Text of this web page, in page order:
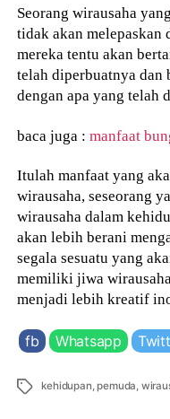
Seorang wirausaha
tidak akan
mereka tentu akan
telah diperbuatnya dan
dengan apa yang telah
baca juga :manfaat
Itulah manfaat yang
wirausaha, seseorang
wirausaha dalam
akan lebih berani
segala sesuatu yang
memiliki jiwa
menjadi lebih kreatif
fb Whatsapp
Tags kehidupan,pemuda,